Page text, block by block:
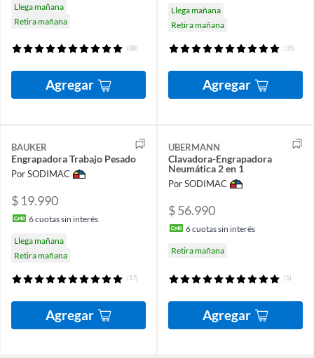
Llega mañana
Retira mañana
(88)
Agregar
Llega mañana
Retira mañana
(35)
Agregar
BAUKER
Engrapadora Trabajo Pesado
Por SODIMAC
$ 19.990
6cuotas sin interés
Llega mañana
Retira mañana
(17)
Agregar
UBERMANN
Clavadora-Engrapadora
Neumática 2 en 1
Por SODIMAC
$ 56.990
6cuotas sin interés
Retira mañana
(5)
Agregar